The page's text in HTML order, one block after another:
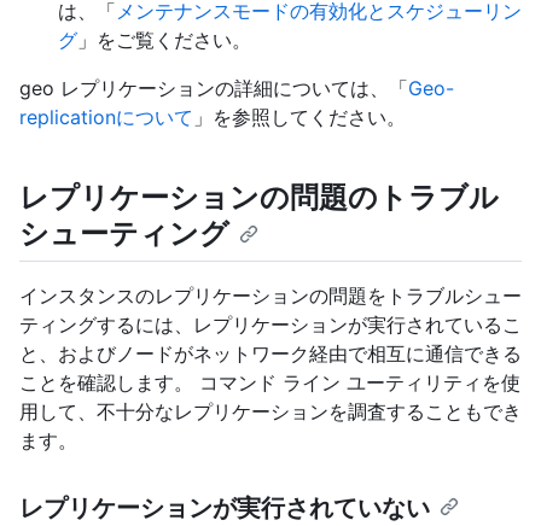
は、「 メンテナンスモードの有効化とスケジューリン
グ 」をご覧ください。
geo レプリケーションの詳細については、「Geo-
replicationについて 」を参照してください。
レプリケーションの問題のトラブル
シューティング
インスタンスのレプリケーションの問題をトラブルシュー
ティングするには、レプリケーションが実行されているこ
と、およびノードがネットワーク経由で相互に通信できる
ことを確認します。 コマンド ライン ユーティリティを使
用して、不十分なレプリケーションを調査することもでき
ます。
レプリケーションが実行されていない